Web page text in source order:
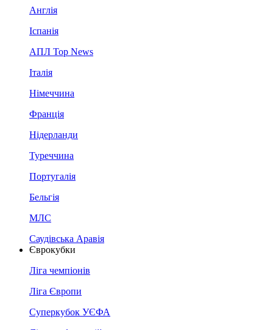
Англія
Іспанія
АПЛ Top News
Італія
Німеччина
Франція
Нідерланди
Туреччина
Португалія
Бельгія
МЛС
Саудівська Аравія
Єврокубки
Ліга чемпіонів
Ліга Європи
Суперкубок УЄФА